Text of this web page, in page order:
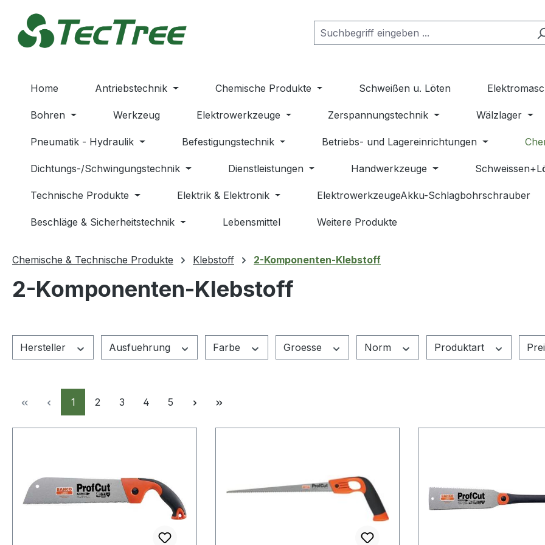
Hauptinhalt springen
Zur Suche springen
Zur Hauptnavigation springen
Home Antriebstechnik Chemische Produkte Schweißen u. Löten
Bohren Werkzeug Elektrowerkzeuge Zerspannungstechnik Wälzlager
Pneumatik - Hydraulik Befestigungstechnik Betriebs- und Lagereinrichtungen
Dichtungs-/Schwingungstechnik Dienstleistungen Handwerkzeuge
Technische Produkte Elektrik & Elektronik ElektrowerkzeugeAkku-Schlagbohrschrauber
Beschläge & Sicherheitstechnik Lebensmittel Weitere Produkte
Chemische & Technische Produkte Klebstoff 2-Komponenten-Klebstoff
2-Komponenten-Klebstoff
Hersteller Ausfuehrung Farbe Groesse Norm Produktart
Seite
1 Seite
2 Seite
3 Seite
4 Seite
5